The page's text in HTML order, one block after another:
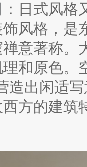
：日式风
风格，是
意著称。
和原色。
造出闲适
方的建筑